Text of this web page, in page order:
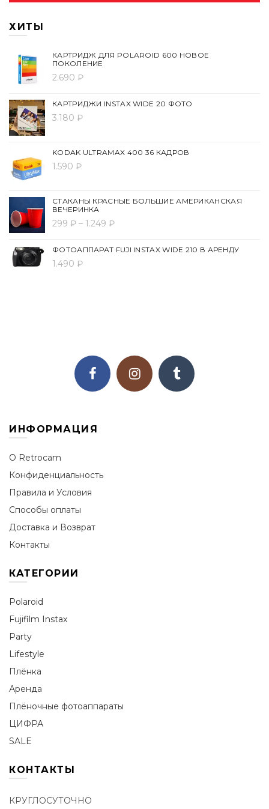
ХИТЫ
КАРТРИДЖ ДЛЯ POLAROID 600 НОВОЕ
ПОКОЛЕНИЕ
2.690 ₽
КАРТРИДЖИ INSTAX WIDE 20 ФОТО
3.180 ₽
KODAK ULTRAMAX 400 36 КАДРОВ
1.590 ₽
СТАКАНЫ КРАСНЫЕ БОЛЬШИЕ АМЕРИКАНСКАЯ
ВЕЧЕРИНКА
299 ₽ – 1.249 ₽
ФОТОАППАРАТ FUJI INSTAX WIDE 210 В АРЕНДУ
1.490 ₽
ИНФОРМАЦИЯ
О Retrocam
Конфиденциальность
Правила и Условия
Способы оплаты
Доставка и Возврат
Контакты
КАТЕГОРИИ
Polaroid
Fujifilm Instax
Party
Lifestyle
Плёнка
Аренда
Плёночные фотоаппараты
ЦИФРА
SALE
КОНТАКТЫ
КРУГЛОСУТОЧНО